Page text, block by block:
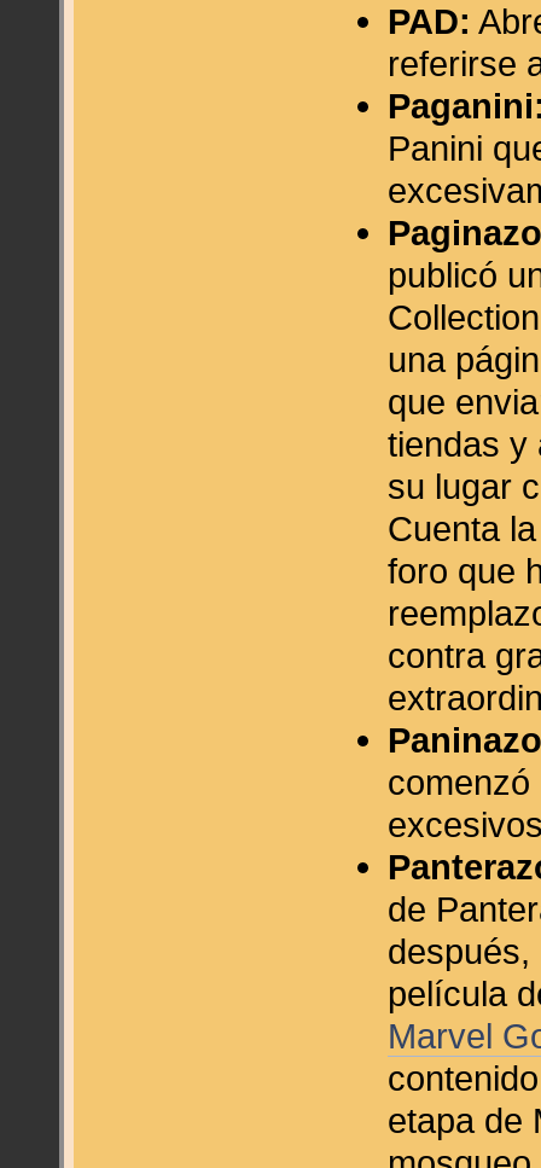
PAD:
referirse
Panini
publicó
una
que
tiendas y
su lugar
Cuenta
foro que
contra
de
después,
película
Marvel
etapa de